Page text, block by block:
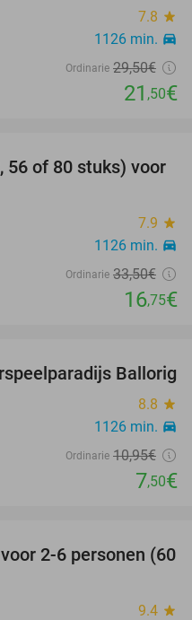
7.8 star
1126 min. directions_car
Ordinarie 29,50€
21 ,50€
50%
56 of 80 stuks) voor
7.9 star
1126 min. directions_car
Ordinarie 33,50€
16,75€
32%
Ballorig
8.8 star
1126 min. directions_car
Ordinarie 10,95€
7,50€
82%
2-6 personen (60
9.4 star